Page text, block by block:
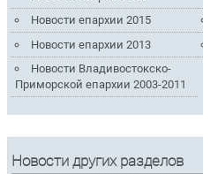
Новости епархии 2015
Новости епархии 2013
Новости Владивостокско-
Приморской епархии 2003-2011
Новости других разделов